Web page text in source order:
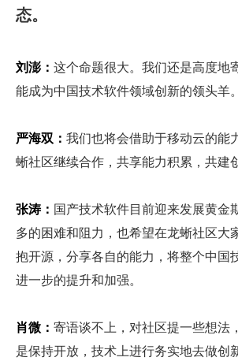
态。
刘澎： 这个命题很大。我们还是高度地
能成为中国技术软件领域创新的领头羊
严海双： 我们也将会借助于移动云的能
蜥社区继续合作，共享能力积累，共建
张涛： 国产技术软件目前迎来发展黄金
多的困难和阻力，也希望在龙蜥社区大
抱开源，分享各自的能力，将整个中国
进一步的提升和加强。
肖微： 寄语谈不上，对社区提一些想法
是保持开放，技术上进行务实地去做创